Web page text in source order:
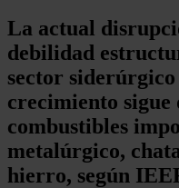
La actual
debilidad
sector
crecimiento sigue
combustibles
metalúrgico,
hierro, según